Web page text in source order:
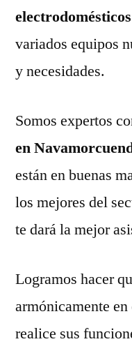
electrodomésticos
variados equipos
y necesidades.
Somos expertos
en
están en buenas
los mejores del
te dará la mejor
Logramos hacer
armónicamente
realice sus